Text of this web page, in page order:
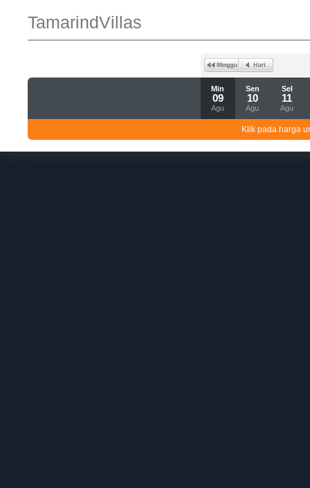
TamarindVillas
Min
09
Agu
Sen
10
Agu
Sel
11
Agu
Klik pada harga